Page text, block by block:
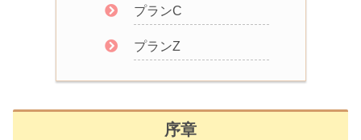
プランC
プランZ
序章